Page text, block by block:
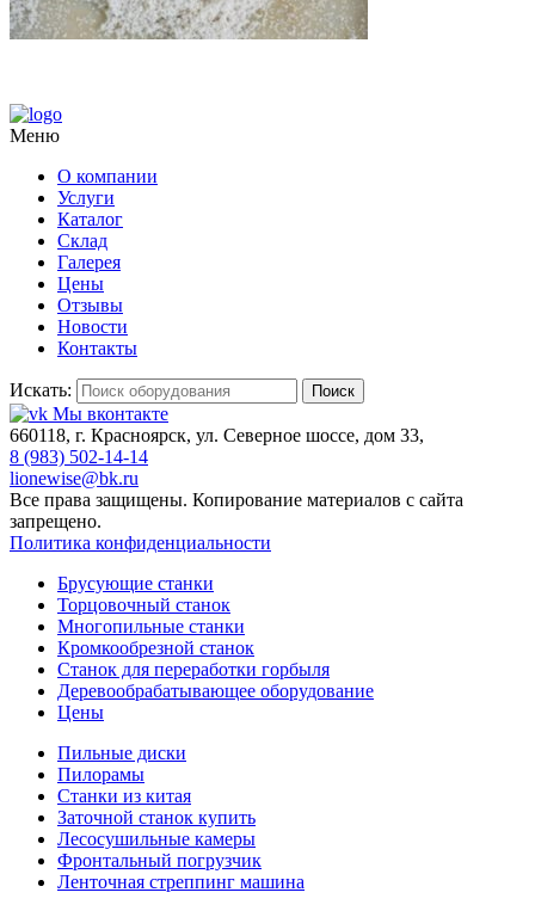
Меню
О компании
Услуги
Каталог
Склад
Галерея
Цены
Отзывы
Новости
Контакты
Искать: Поиск
Мы вконтакте
660118, г. Красноярск, ул. Северное шоссе, дом 33,
8 (983) 502-14-14
lionewise@bk.ru
Все права защищены. Копирование материалов с сайта
запрещено.
Политика конфиденциальности
Брусующие станки
Торцовочный станок
Многопильные станки
Кромкообрезной станок
Станок для переработки горбыля
Деревообрабатывающее оборудование
Цены
Пильные диски
Пилорамы
Станки из китая
Заточной станок купить
Лесосушильные камеры
Фронтальный погрузчик
Ленточная стреппинг машина